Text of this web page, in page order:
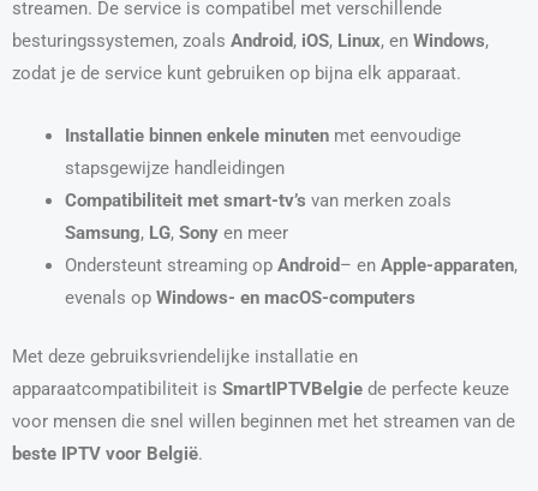
streamen. De service is compatibel met verschillende
besturingssystemen, zoals Android, iOS, Linux, en Windows,
zodat je de service kunt gebruiken op bijna elk apparaat.
Installatie binnen enkele minutenmet eenvoudige
stapsgewijze handleidingen
Compatibiliteit met smart-tv’s van merken zoals
Samsung, LG, Sonyen meer
Ondersteunt streaming op Android– en Apple-apparaten,
evenals op Windows- en macOS-computers
Met deze gebruiksvriendelijke installatie en
apparaatcompatibiliteit is SmartIPTVBelgie de perfecte keuze
voor mensen die snel willen beginnen met het streamen van de
beste IPTV voor België.